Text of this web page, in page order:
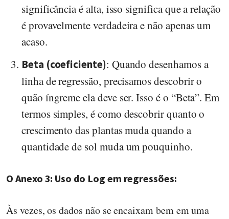
significância é alta, isso significa que a relação
é provavelmente verdadeira e não apenas um
acaso.
Beta (coeficiente): Quando desenhamos a
linha de regressão, precisamos descobrir o
quão íngreme ela deve ser. Isso é o “Beta”. Em
termos simples, é como descobrir quanto o
crescimento das plantas muda quando a
quantidade de sol muda um pouquinho.
O Anexo 3: Uso do Log em regressões:
Às vezes, os dados não se encaixam bem em uma